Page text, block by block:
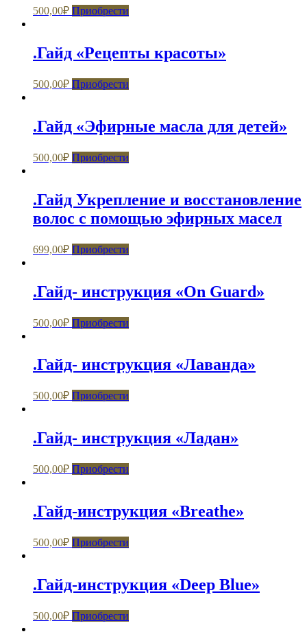
500,00₽ Приобрести
.Гайд «Рецепты красоты»
500,00₽ Приобрести
.Гайд «Эфирные масла для детей»
500,00₽ Приобрести
.Гайд Укрепление и восстановление
волос с помощью эфирных масел
699,00₽ Приобрести
.Гайд- инструкция «On Guard»
500,00₽ Приобрести
.Гайд- инструкция «Лаванда»
500,00₽ Приобрести
.Гайд- инструкция «Ладан»
500,00₽ Приобрести
.Гайд-инструкция «Breathe»
500,00₽ Приобрести
.Гайд-инструкция «Deep Blue»
500,00₽ Приобрести